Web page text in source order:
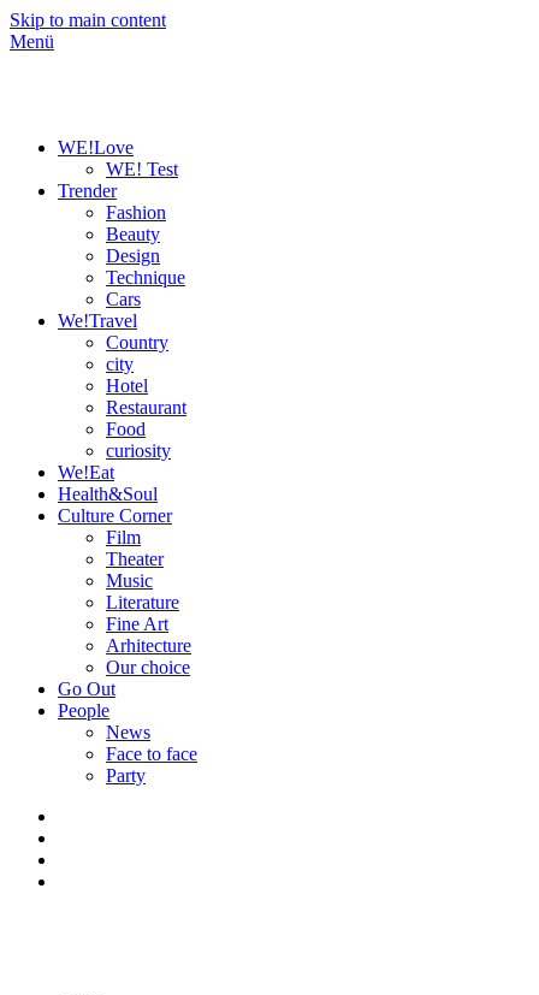
Skip to main content
Menü
WE!Love
WE! Test
Trender
Fashion
Beauty
Design
Technique
Cars
We!Travel
Country
city
Hotel
Restaurant
Food
curiosity
We!Eat
Health&Soul
Culture Corner
Film
Theater
Music
Literature
Fine Art
Arhitecture
Our choice
Go Out
People
News
Face to face
Party